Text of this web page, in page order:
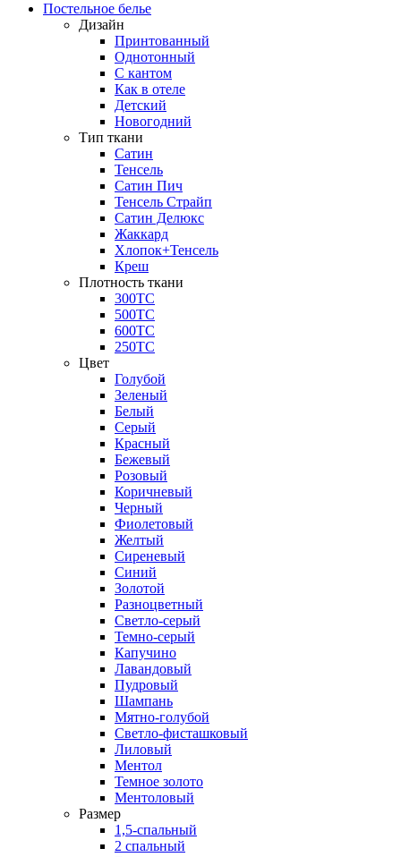
Постельное белье
Дизайн
Принтованный
Однотонный
С кантом
Как в отеле
Детский
Новогодний
Тип ткани
Сатин
Тенсель
Сатин Пич
Тенсель Страйп
Сатин Делюкс
Жаккард
Хлопок+Тенсель
Креш
Плотность ткани
300ТС
500ТС
600ТС
250ТС
Цвет
Голубой
Зеленый
Белый
Серый
Красный
Бежевый
Розовый
Коричневый
Черный
Фиолетовый
Желтый
Сиреневый
Синий
Золотой
Разноцветный
Светло-серый
Темно-серый
Капучино
Лавандовый
Пудровый
Шампань
Мятно-голубой
Светло-фисташковый
Лиловый
Ментол
Темное золото
Ментоловый
Размер
1,5-спальный
2 спальный